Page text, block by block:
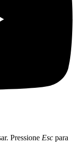
Pressione Esc para